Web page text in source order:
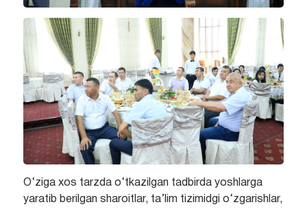
O‘ziga xos tarzda o‘tkazilgan tadbirda yoshlarga
yaratib berilgan sharoitlar, ta’lim tizimidgi o‘zgarishlar,